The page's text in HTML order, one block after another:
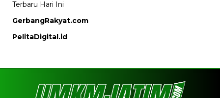
Terbaru Hari Ini
GerbangRakyat.com
PelitaDigital.id